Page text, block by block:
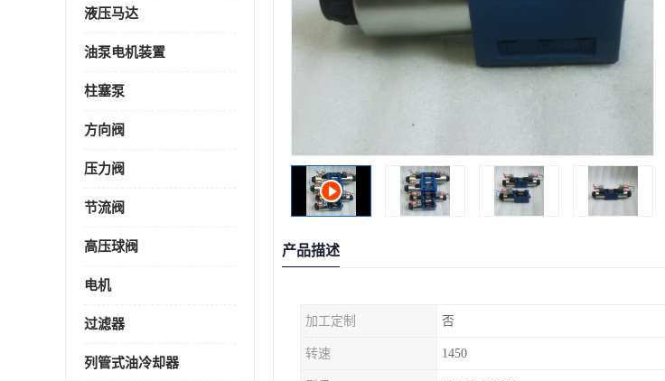
液压马达
油泵电机装置
柱塞泵
方向阀
压力阀
节流阀
高压球阀
电机
过滤器
列管式油冷却器
产品描述
加工定制 否
转速 1450